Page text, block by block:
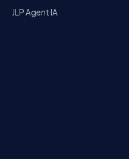
JLP Agent IA